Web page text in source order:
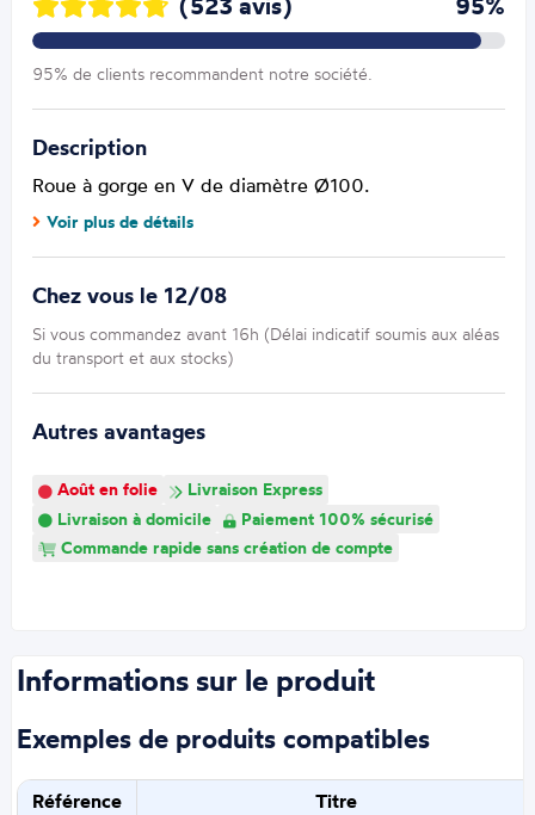
95% de clients recommandent notre société.
Description
Roue à gorge en V de diamètre Ø100.
Voir plus de détails
Chez vous le 12/08
Si vous commandez avant 16h (Délai indicatif soumis aux aléas
du transport et aux stocks)
Autres avantages
Août en folie
Livraison Express
Livraison à domicile
Paiement 100% sécurisé
Commande rapide sans création de compte
Informations sur le produit
Exemples de produits compatibles
Référence Titre